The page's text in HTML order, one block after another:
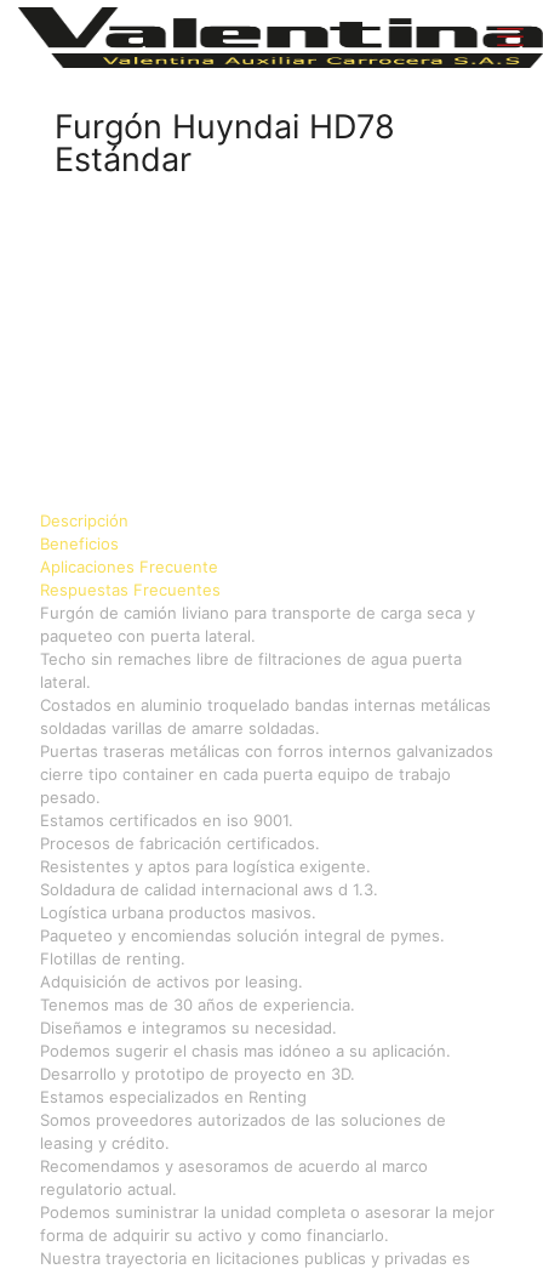
Furgón Huyndai HD78
Estándar
Descripción
Beneficios
Aplicaciones Frecuente
Respuestas Frecuentes
Furgón de camión liviano para transporte de carga seca y
paqueteo con puerta lateral.
Techo sin remaches libre de filtraciones de agua puerta
lateral.
Costados en aluminio troquelado bandas internas metálicas
soldadas varillas de amarre soldadas.
Puertas traseras metálicas con forros internos galvanizados
cierre tipo container en cada puerta equipo de trabajo
pesado.
Estamos certificados en iso 9001.
Procesos de fabricación certificados.
Resistentes y aptos para logística exigente.
Soldadura de calidad internacional aws d 1.3.
Logística urbana productos masivos.
Paqueteo y encomiendas solución integral de pymes.
Flotillas de renting.
Adquisición de activos por leasing.
Tenemos mas de 30 años de experiencia.
Diseñamos e integramos su necesidad.
Podemos sugerir el chasis mas idóneo a su aplicación.
Desarrollo y prototipo de proyecto en 3D.
Estamos especializados en Renting
Somos proveedores autorizados de las soluciones de
leasing y crédito.
Recomendamos y asesoramos de acuerdo al marco
regulatorio actual.
Podemos suministrar la unidad completa o asesorar la mejor
forma de adquirir su activo y como financiarlo.
Nuestra trayectoria en licitaciones publicas y privadas es